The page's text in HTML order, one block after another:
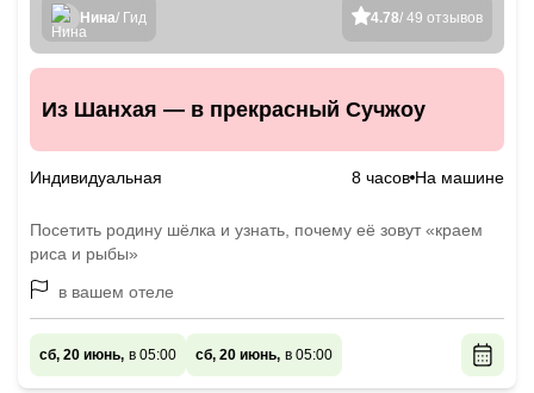
4.78/ 49 отзывов
Нина/ Гид
Из Шанхая — в прекрасный Сучжоу
Индивидуальная 8 часов На машине
Посетить родину шёлка и узнать, почему её зовут «краем
риса и рыбы»
в вашем отеле
сб, 20 июнь, в 05:00 сб, 20 июнь, в 05:00